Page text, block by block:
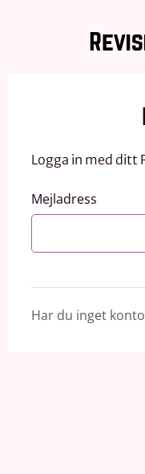
Logga in med ditt
Mejladress
Har du inget